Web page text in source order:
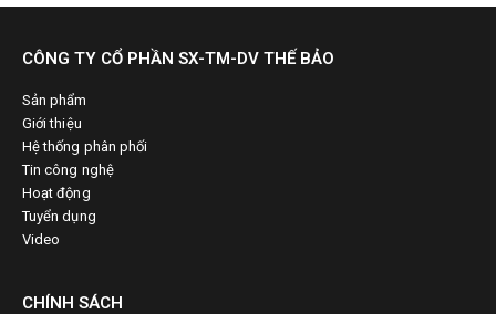
CÔNG TY CỔ PHẦN SX-TM-DV THẾ BẢO
Sản phẩm
Giới thiệu
Hệ thống phân phối
Tin công nghệ
Hoạt động
Tuyển dụng
Video
CHÍNH SÁCH